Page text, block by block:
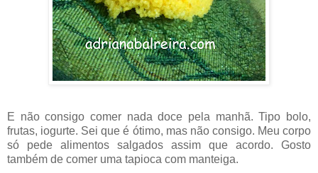
E não consigo comer nada doce pela manhã. Tipo bolo,
frutas, iogurte. Sei que é ótimo, mas não consigo. Meu corpo
só pede alimentos salgados assim que acordo. Gosto
também de comer uma tapioca com manteiga.